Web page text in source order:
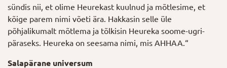
sündis nii, et olime Heurekast kuulnud ja mõtlesime, et
kõige parem nimi võeti ära. Hakkasin selle üle
põhjalikumalt mõtlema ja tõlkisin Heureka soome-ugri-
päraseks. Heureka on seesama nimi, mis AHHAA.“
Salapärane universum